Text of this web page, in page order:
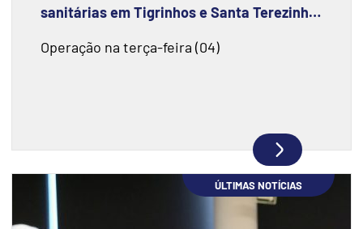
sanitárias em Tigrinhos e Santa Terezinha
Operação na terça-feira (04)
ÚLTIMAS NOTÍCIAS